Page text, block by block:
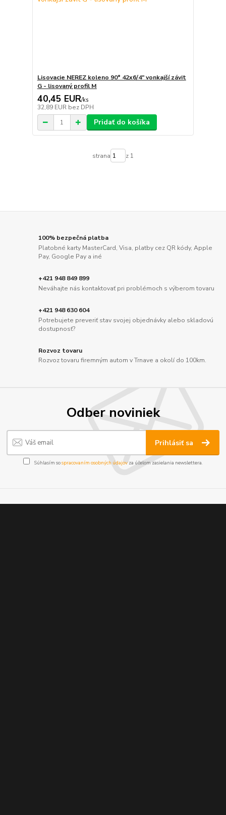
Lisovacie NEREZ koleno 90° 42x6/4" vonkajší závit
G - lisovaný profil M
40,45 EUR/ks
32,89 EUR bez DPH
Pridať do košíka
strana z 1
100% bezpečná platba
Platobné karty MasterCard, Visa, platby cez QR kódy, Apple
Pay, Google Pay a iné
+421 948 849 899
Neváhajte nás kontaktovať pri problémoch s výberom tovaru
+421 948 630 604
Potrebujete preveriť stav svojej objednávky alebo skladovú
dostupnosť?
Rozvoz tovaru
Rozvoz tovaru firemným autom v Trnave a okolí do 100km.
Odber noviniek
Prihlásiť sa
Súhlasím sospracovaním osobných údajov za účelom zasielania newslettera.